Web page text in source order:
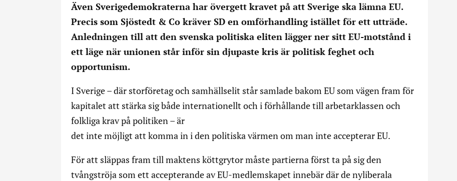
Även Sverigedemokraterna har övergett kravet på att Sverige ska lämna EU.
Precis som Sjöstedt & Co kräver SD en omförhandling istället för ett utträde.
Anledningen till att den svenska politiska eliten lägger ner sitt EU-motstånd i
ett läge när unionen står inför sin djupaste kris är politisk feghet och
opportunism.
I Sverige – där storföretag och samhällselit står samlade bakom EU som vägen fram för
kapitalet att stärka sig både internationellt och i förhållande till arbetarklassen och
folkliga krav på politiken – är
det inte möjligt att komma in i den politiska värmen om man inte accepterar EU.
För att släppas fram till maktens köttgrytor måste partierna först ta på sig den
tvångströja som ett accepterande av EU-medlemskapet innebär där de nyliberala